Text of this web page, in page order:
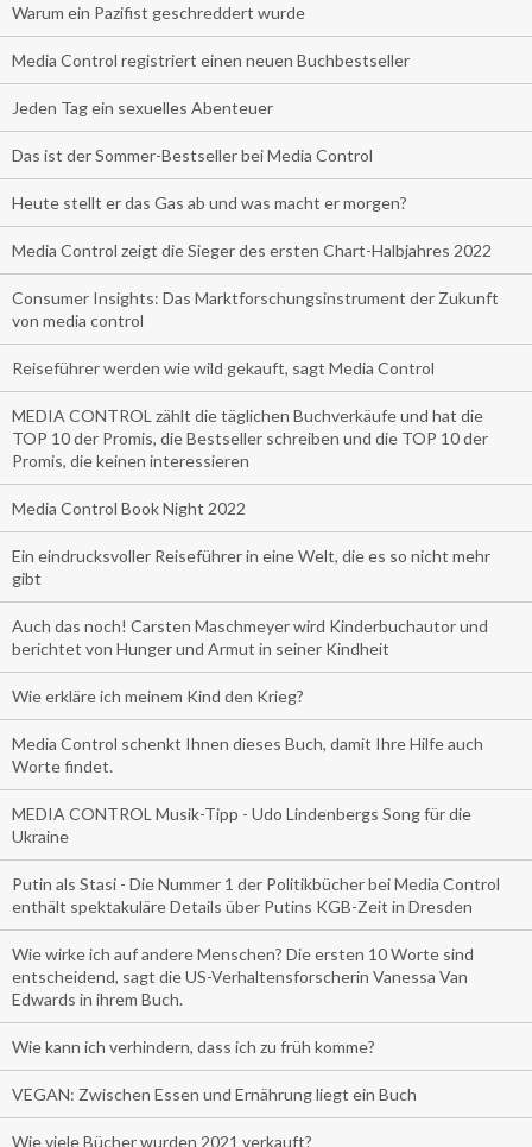
Warum ein Pazifist geschreddert wurde
Media Control registriert einen neuen Buchbestseller
Jeden Tag ein sexuelles Abenteuer
Das ist der Sommer-Bestseller bei Media Control
Heute stellt er das Gas ab und was macht er morgen?
Media Control zeigt die Sieger des ersten Chart-Halbjahres 2022
Consumer Insights: Das Marktforschungsinstrument der Zukunft
von media control
Reiseführer werden wie wild gekauft, sagt Media Control
MEDIA CONTROL zählt die täglichen Buchverkäufe und hat die
TOP 10 der Promis, die Bestseller schreiben und die TOP 10 der
Promis, die keinen interessieren
Media Control Book Night 2022
Ein eindrucksvoller Reiseführer in eine Welt, die es so nicht mehr
gibt
Auch das noch! Carsten Maschmeyer wird Kinderbuchautor und
berichtet von Hunger und Armut in seiner Kindheit
Wie erkläre ich meinem Kind den Krieg?
Media Control schenkt Ihnen dieses Buch, damit Ihre Hilfe auch
Worte findet.
MEDIA CONTROL Musik-Tipp - Udo Lindenbergs Song für die
Ukraine
Putin als Stasi - Die Nummer 1 der Politikbücher bei Media Control
enthält spektakuläre Details über Putins KGB-Zeit in Dresden
Wie wirke ich auf andere Menschen? Die ersten 10 Worte sind
entscheidend, sagt die US-Verhaltensforscherin Vanessa Van
Edwards in ihrem Buch.
Wie kann ich verhindern, dass ich zu früh komme?
VEGAN: Zwischen Essen und Ernährung liegt ein Buch
Wie viele Bücher wurden 2021 verkauft?